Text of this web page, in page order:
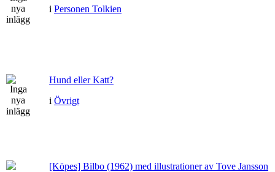
i Personen Tolkien
Hund eller Katt?
i Övrigt
[Köpes] Bilbo (1962) med illustrationer av Tove Jansson